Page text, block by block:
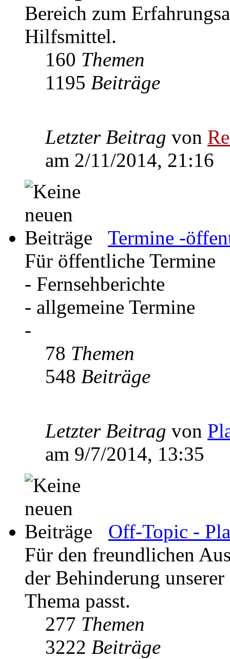
Bereich zum
Hilfsmittel.
160 Themen
1195 Beiträge
Letzter Beitrag von
am 2/11/2014, 21:16
Termine -
Für öffentliche Termine
- Fernsehberichte
- allgemeine Termine
-
78 Themen
548 Beiträge
Letzter Beitrag von
am 9/7/2014, 13:35
Off-Topic -
Für den freundlichen
der Behinderung
Thema passt.
277 Themen
3222 Beiträge